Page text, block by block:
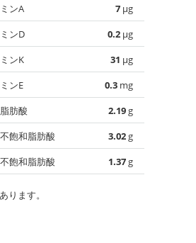
ンA
7 µg
ンD
0.2 µg
ンK
31 µg
ンE
0.3 mg
肪酸
2.19g
飽和脂肪酸
3.02g
飽和脂肪酸
1.37g
ます。